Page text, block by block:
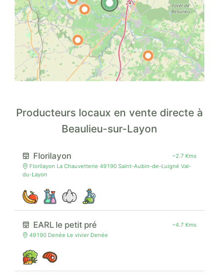
Producteurs locaux en vente directe à
Beaulieu-sur-Layon
Florilayon
~2.7 Kms
Florilayon La Chauvetterie 49190 Saint-Aubin-de-Luigné Val-
du-Layon
EARL le petit pré
~4.7 Kms
49190 Denée Le vivier Denée